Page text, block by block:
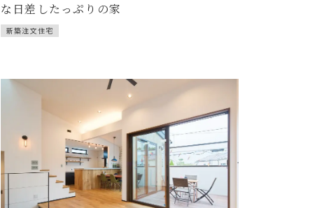
な日差したっぷりの家
新築注文住宅